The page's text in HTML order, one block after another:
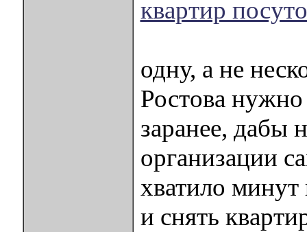
квартир
одну, а не
Ростова
заранее, дабы
организации
хватило минут
и снять